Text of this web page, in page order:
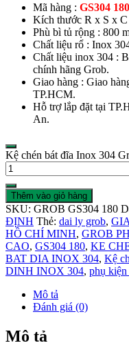
Mã hàng : GS304 180
Kích thước R x S x
Phù bì tủ rộng : 800
Chất liệu rổ : Inox
Chất liệu inox 304 :
chính hãng Grob.
Giao hàng : Giao
TP.HCM.
Hỗ trợ lắp đặt tại
An.
Kệ chén bát đĩa Inox 304
Thêm vào giỏ hàng
SKU: GROB GS304 180
ĐỊNH Thẻ: dai ly grob,
HỒ CHÍ MINH, GROB
CAO, GS304 180, KE
BAT DIA INOX 304, Kệ
DINH INOX 304, phụ
Mô tả
Đánh giá (0)
Mô tả